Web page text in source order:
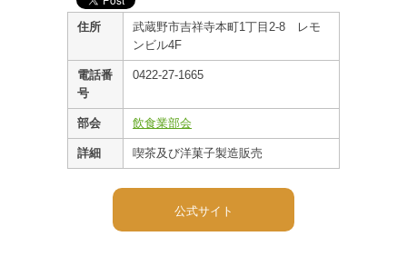
住所
武蔵野市吉祥寺本町1丁目2-8 レモ
ンビル4F
電話番
号
0422-27-1665
部会 飲食業部会
詳細 喫茶及び洋菓子製造販売
公式サイト